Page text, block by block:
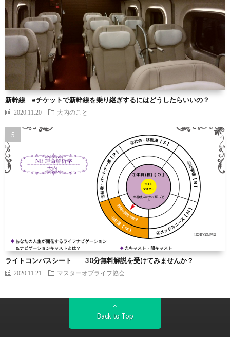
新幹線 eチケットで新幹線を乗り継ぎするにはどうしたらいいの？
2020.11.20 大内のこと
ライトコンパスシート 30分無料解説を受けてみませんか？
2020.11.21 マスターオブライフ協会
Back to Top